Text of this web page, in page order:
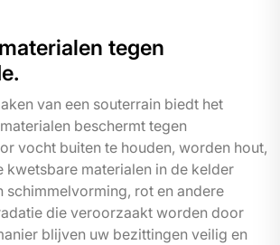
tegen
van een souterrain biedt het
beschermt tegen
vocht buiten te houden, worden hout,
kwetsbare materialen in de kelder
schimmelvorming, rot en andere
die veroorzaakt worden door
blijven uw bezittingen veilig en